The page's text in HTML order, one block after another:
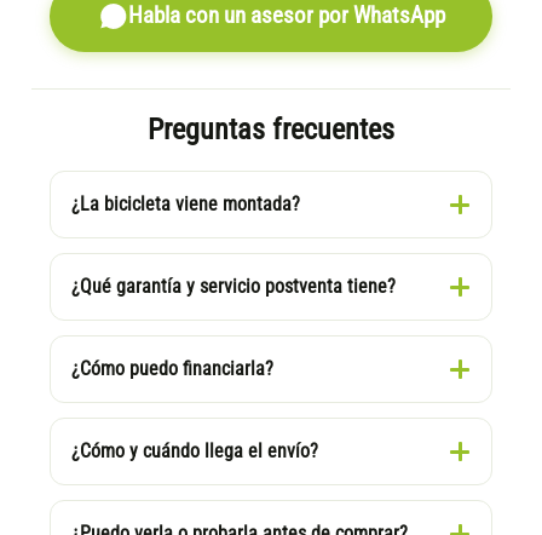
Habla con un asesor por WhatsApp
Preguntas frecuentes
¿La bicicleta viene montada?
¿Qué garantía y servicio postventa tiene?
¿Cómo puedo financiarla?
¿Cómo y cuándo llega el envío?